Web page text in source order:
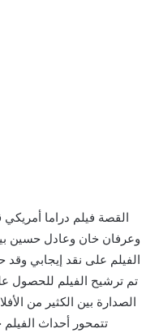
القصة فيلم دراما
وعرفان خان وعادل حسين
الفيلم على نقد إيجابي وقد
تم ترشيح الفيلم للحصول
الصدارة بين الكثير من
تتمحور أحداث